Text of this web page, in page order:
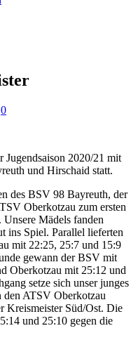
0
Jugendsaison 2020/21 mit
und Hirschaid statt.
des BSV 98 Bayreuth, der
Oberkotzau zum ersten
Mädels fanden
ins Spiel. Parallel lieferten
mit 22:25, 25:7 und 15:9
gewann der BSV mit
Oberkotzau mit 25:12 und
setze sich unser junges
den ATSV Oberkotzau
Kreismeister Süd/Ost. Die
und 25:10 gegen die